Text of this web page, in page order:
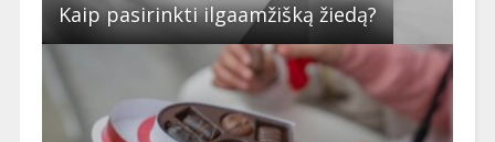
Kaip pasirinkti ilgaamžišką žiedą?